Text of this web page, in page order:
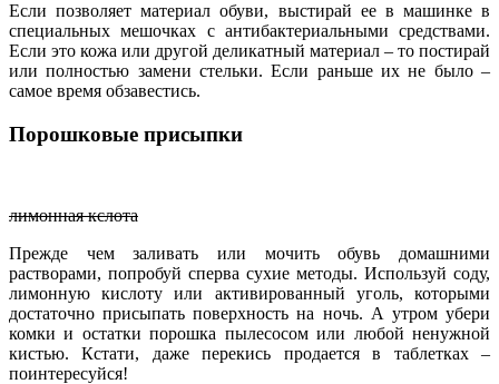
Если позволяет материал обуви, выстирай ее в машинке в
специальных мешочках с антибактериальными средствами.
Если это кожа или другой деликатный материал – то постирай
или полностью замени стельки. Если раньше их не было –
самое время обзавестись.
Порошковые присыпки
лимонная кслота
Прежде чем заливать или мочить обувь домашними
растворами, попробуй сперва сухие методы. Используй соду,
лимонную кислоту или активированный уголь, которыми
достаточно присыпать поверхность на ночь. А утром убери
комки и остатки порошка пылесосом или любой ненужной
кистью. Кстати, даже перекись продается в таблетках –
поинтересуйся!